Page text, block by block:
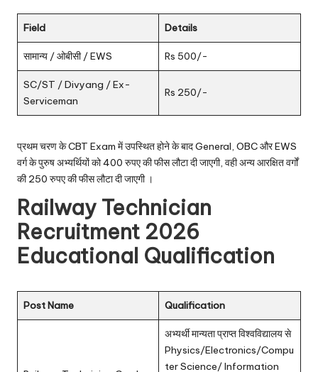
Field Details
सामान्य / ओबीसी / EWS Rs 500/-
SC/ST / Divyang / Ex-
Serviceman
Rs 250/-
प्रथम चरण के CBT Exam में उपस्थित होने के बाद General, OBC और EWS
वर्ग के पुरुष अभ्यर्थियों को 400 रुपए की फीस लौटा दी जाएगी, वही अन्य आरक्षित वर्गों
की 250 रुपए की फीस लौटा दी जाएगी ।
Railway Technician
Recruitment 2026
Educational Qualification
Post Name Qualification
अभ्यर्थी मान्यता प्राप्त विश्वविद्यालय से
Physics/Electronics/Compu
ter Science/ Information